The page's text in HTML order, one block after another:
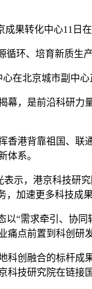
果转化中心11日
、培育新质生
在北京城市副中
是前沿科研力
背靠祖国、联
体系。
，港京科技研
加速更多科技成
需求牵引、协同
点前置到科创研
融合的标杆成
技研究院在链